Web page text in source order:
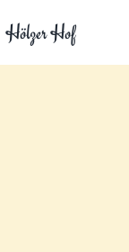
Inhalt
springen
Hölzer Hof